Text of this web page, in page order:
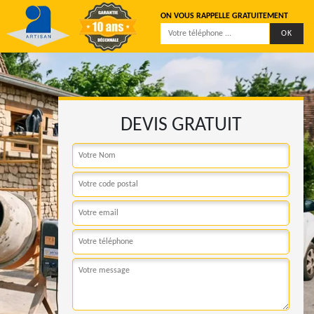
ON VOUS RAPPELLE GRATUITEMENT
DEVIS GRATUIT